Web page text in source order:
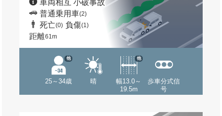
車両相互 小破事故
普通乗用車(2)
死亡(0) 負傷(1)
距離61m
25～34歳
他
晴
幅13.0～
19.5m
他
歩車分式信
号